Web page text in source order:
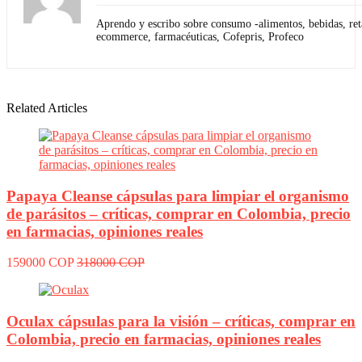
Aprendo y escribo sobre consumo -alimentos, bebidas,
ecommerce, farmacéuticas, Cofepris, Profeco
Related Articles
Papaya Cleanse cápsulas para limpiar el organismo
de parásitos – críticas, comprar en Colombia, precio
en farmacias, opiniones reales
159000 COP 318000 COP
Oculax cápsulas para la visión – críticas, comprar en
Colombia, precio en farmacias, opiniones reales